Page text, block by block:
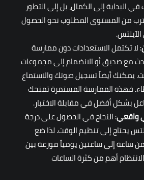
البداية إلى الكمال، بل إلى التطور
من المستوى المطلوب نحو الحصول
: لا تكتمل الاستعدادات دون ممارسة
مع صديق أو الانضمام إلى مجموعات
يمكنك أيضاً تسجيل صوتك والاستماع
فهذه الممارسة المستمرة تمنحك
بشكل أفضل في مقابلة الاختبار.
واقعي: النجاح في الحصول على درجة
يحتاج إلى تنظيم الوقت. لذا ضع
ساعة إلى ساعتين يومياً موزعة بين
أهم من كثرة الساعات